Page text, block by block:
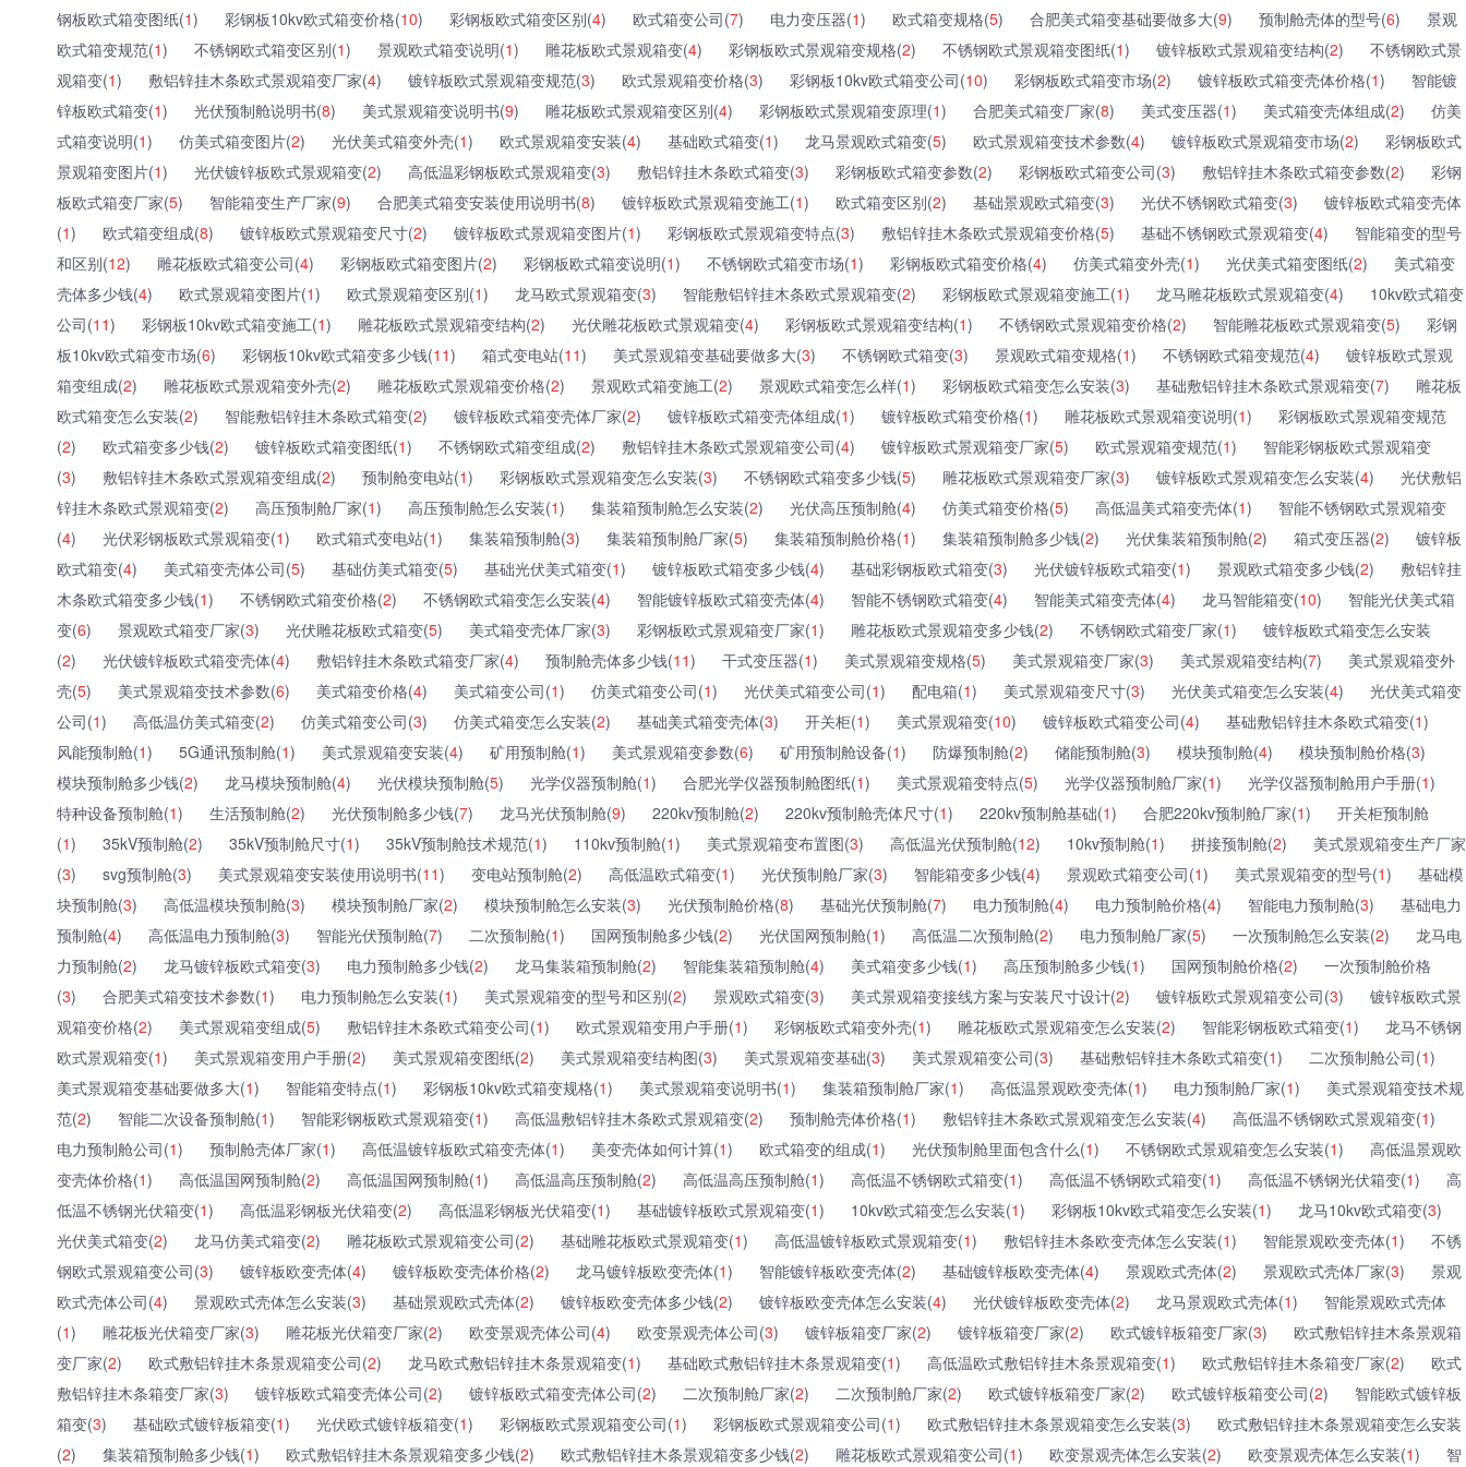
钢板欧式箱变图纸(1) 彩钢板10kv欧式箱变价格(10) 彩钢板欧式箱变区别(4) 欧式箱变公司(7) 电力变压器(1) 欧式箱变规格(5) 合肥美式箱变基础要做多大(9) 预制舱壳体的型号(6)
景观
欧式箱变规范(1) 不锈钢欧式箱变区别(1) 景观欧式箱变说明(1) 雕花板欧式景观箱变(4) 彩钢板欧式景观箱变规格(2) 不锈钢欧式景观箱变图纸(1) 镀锌板欧式景观箱变结构(2)
不锈钢欧式景
观箱变(1) 敷铝锌挂木条欧式景观箱变厂家(4) 镀锌板欧式景观箱变规范(3) 欧式景观箱变价格(3) 彩钢板10kv欧式箱变公司(10) 彩钢板欧式箱变市场(2) 镀锌板欧式箱变壳体价格(1)
智能镀
锌板欧式箱变(1) 光伏预制舱说明书(8) 美式景观箱变说明书(9) 雕花板欧式景观箱变区别(4) 彩钢板欧式景观箱变原理(1) 合肥美式箱变厂家(8) 美式变压器(1) 美式箱变壳体组成(2)
仿美
式箱变说明(1) 仿美式箱变图片(2) 光伏美式箱变外壳(1) 欧式景观箱变安装(4) 基础欧式箱变(1) 龙马景观欧式箱变(5) 欧式景观箱变技术参数(4) 镀锌板欧式景观箱变市场(2)
彩钢板欧式
景观箱变图片(1) 光伏镀锌板欧式景观箱变(2) 高低温彩钢板欧式景观箱变(3) 敷铝锌挂木条欧式箱变(3) 彩钢板欧式箱变参数(2) 彩钢板欧式箱变公司(3) 敷铝锌挂木条欧式箱变参数(2)
彩钢
板欧式箱变厂家(5) 智能箱变生产厂家(9) 合肥美式箱变安装使用说明书(8) 镀锌板欧式景观箱变施工(1) 欧式箱变区别(2) 基础景观欧式箱变(3) 光伏不锈钢欧式箱变(3)
镀锌板欧式箱变壳体
(1) 欧式箱变组成(8) 镀锌板欧式景观箱变尺寸(2) 镀锌板欧式景观箱变图片(1) 彩钢板欧式景观箱变特点(3) 敷铝锌挂木条欧式景观箱变价格(5) 基础不锈钢欧式景观箱变(4)
智能箱变的型号
和区别(12) 雕花板欧式箱变公司(4) 彩钢板欧式箱变图片(2) 彩钢板欧式箱变说明(1) 不锈钢欧式箱变市场(1) 彩钢板欧式箱变价格(4) 仿美式箱变外壳(1) 光伏美式箱变图纸(2)
美式箱变
壳体多少钱(4) 欧式景观箱变图片(1) 欧式景观箱变区别(1) 龙马欧式景观箱变(3) 智能敷铝锌挂木条欧式景观箱变(2) 彩钢板欧式景观箱变施工(1) 龙马雕花板欧式景观箱变(4)
10kv欧式箱变
公司(11) 彩钢板10kv欧式箱变施工(1) 雕花板欧式景观箱变结构(2) 光伏雕花板欧式景观箱变(4) 彩钢板欧式景观箱变结构(1) 不锈钢欧式景观箱变价格(2) 智能雕花板欧式景观箱变(5)
彩钢
板10kv欧式箱变市场(6) 彩钢板10kv欧式箱变多少钱(11) 箱式变电站(11) 美式景观箱变基础要做多大(3) 不锈钢欧式箱变(3) 景观欧式箱变规格(1) 不锈钢欧式箱变规范(4)
镀锌板欧式景观
箱变组成(2) 雕花板欧式景观箱变外壳(2) 雕花板欧式景观箱变价格(2) 景观欧式箱变施工(2) 景观欧式箱变怎么样(1) 彩钢板欧式箱变怎么安装(3) 基础敷铝锌挂木条欧式景观箱变(7)
雕花板
欧式箱变怎么安装(2) 智能敷铝锌挂木条欧式箱变(2) 镀锌板欧式箱变壳体厂家(2) 镀锌板欧式箱变壳体组成(1) 镀锌板欧式箱变价格(1) 雕花板欧式景观箱变说明(1)
彩钢板欧式景观箱变规范
(2) 欧式箱变多少钱(2) 镀锌板欧式箱变图纸(1) 不锈钢欧式箱变组成(2) 敷铝锌挂木条欧式景观箱变公司(4) 镀锌板欧式景观箱变厂家(5) 欧式景观箱变规范(1)
智能彩钢板欧式景观箱变
(3) 敷铝锌挂木条欧式景观箱变组成(2) 预制舱变电站(1) 彩钢板欧式景观箱变怎么安装(3) 不锈钢欧式箱变多少钱(5) 雕花板欧式景观箱变厂家(3) 镀锌板欧式景观箱变怎么安装(4)
光伏敷铝
锌挂木条欧式景观箱变(2) 高压预制舱厂家(1) 高压预制舱怎么安装(1) 集装箱预制舱怎么安装(2) 光伏高压预制舱(4) 仿美式箱变价格(5) 高低温美式箱变壳体(1)
智能不锈钢欧式景观箱变
(4) 光伏彩钢板欧式景观箱变(1) 欧式箱式变电站(1) 集装箱预制舱(3) 集装箱预制舱厂家(5) 集装箱预制舱价格(1) 集装箱预制舱多少钱(2) 光伏集装箱预制舱(2) 箱式变压器(2)
镀锌板
欧式箱变(4) 美式箱变壳体公司(5) 基础仿美式箱变(5) 基础光伏美式箱变(1) 镀锌板欧式箱变多少钱(4) 基础彩钢板欧式箱变(3) 光伏镀锌板欧式箱变(1) 景观欧式箱变多少钱(2)
敷铝锌挂
木条欧式箱变多少钱(1) 不锈钢欧式箱变价格(2) 不锈钢欧式箱变怎么安装(4) 智能镀锌板欧式箱变壳体(4) 智能不锈钢欧式箱变(4) 智能美式箱变壳体(4) 龙马智能箱变(10)
智能光伏美式箱
变(6) 景观欧式箱变厂家(3) 光伏雕花板欧式箱变(5) 美式箱变壳体厂家(3) 彩钢板欧式景观箱变厂家(1) 雕花板欧式景观箱变多少钱(2) 不锈钢欧式箱变厂家(1)
镀锌板欧式箱变怎么安装
(2) 光伏镀锌板欧式箱变壳体(4) 敷铝锌挂木条欧式箱变厂家(4) 预制舱壳体多少钱(11) 干式变压器(1) 美式景观箱变规格(5) 美式景观箱变厂家(3) 美式景观箱变结构(7)
美式景观箱变外
壳(5) 美式景观箱变技术参数(6) 美式箱变价格(4) 美式箱变公司(1) 仿美式箱变公司(1) 光伏美式箱变公司(1) 配电箱(1) 美式景观箱变尺寸(3) 光伏美式箱变怎么安装(4)
光伏美式箱变
公司(1) 高低温仿美式箱变(2) 仿美式箱变公司(3) 仿美式箱变怎么安装(2) 基础美式箱变壳体(3) 开关柜(1) 美式景观箱变(10) 镀锌板欧式箱变公司(4) 基础敷铝锌挂木条欧式箱变(1)
风能预制舱(1) 5G通讯预制舱(1) 美式景观箱变安装(4) 矿用预制舱(1) 美式景观箱变参数(6) 矿用预制舱设备(1) 防爆预制舱(2) 储能预制舱(3) 模块预制舱(4) 模块预制舱价格(3)
模块预制舱多少钱(2) 龙马模块预制舱(4) 光伏模块预制舱(5) 光学仪器预制舱(1) 合肥光学仪器预制舱图纸(1) 美式景观箱变特点(5) 光学仪器预制舱厂家(1) 光学仪器预制舱用户手册(1)
特种设备预制舱(1) 生活预制舱(2) 光伏预制舱多少钱(7) 龙马光伏预制舱(9) 220kv预制舱(2) 220kv预制舱壳体尺寸(1) 220kv预制舱基础(1) 合肥220kv预制舱厂家(1)
开关柜预制舱
(1) 35kV预制舱(2) 35kV预制舱尺寸(1) 35kV预制舱技术规范(1) 110kv预制舱(1) 美式景观箱变布置图(3) 高低温光伏预制舱(12) 10kv预制舱(1) 拼接预制舱(2)
美式景观箱变生产厂家
(3) svg预制舱(3) 美式景观箱变安装使用说明书(11) 变电站预制舱(2) 高低温欧式箱变(1) 光伏预制舱厂家(3) 智能箱变多少钱(4) 景观欧式箱变公司(1) 美式景观箱变的型号(1)
基础模
块预制舱(3) 高低温模块预制舱(3) 模块预制舱厂家(2) 模块预制舱怎么安装(3) 光伏预制舱价格(8) 基础光伏预制舱(7) 电力预制舱(4) 电力预制舱价格(4) 智能电力预制舱(3)
基础电力
预制舱(4) 高低温电力预制舱(3) 智能光伏预制舱(7) 二次预制舱(1) 国网预制舱多少钱(2) 光伏国网预制舱(1) 高低温二次预制舱(2) 电力预制舱厂家(5) 一次预制舱怎么安装(2)
龙马电
力预制舱(2) 龙马镀锌板欧式箱变(3) 电力预制舱多少钱(2) 龙马集装箱预制舱(2) 智能集装箱预制舱(4) 美式箱变多少钱(1) 高压预制舱多少钱(1) 国网预制舱价格(2)
一次预制舱价格
(3) 合肥美式箱变技术参数(1) 电力预制舱怎么安装(1) 美式景观箱变的型号和区别(2) 景观欧式箱变(3) 美式景观箱变接线方案与安装尺寸设计(2) 镀锌板欧式景观箱变公司(3)
镀锌板欧式景
观箱变价格(2) 美式景观箱变组成(5) 敷铝锌挂木条欧式箱变公司(1) 欧式景观箱变用户手册(1) 彩钢板欧式箱变外壳(1) 雕花板欧式景观箱变怎么安装(2) 智能彩钢板欧式箱变(1)
龙马不锈钢
欧式景观箱变(1) 美式景观箱变用户手册(2) 美式景观箱变图纸(2) 美式景观箱变结构图(3) 美式景观箱变基础(3) 美式景观箱变公司(3) 基础敷铝锌挂木条欧式箱变(1) 二次预制舱公司(1)
美式景观箱变基础要做多大(1) 智能箱变特点(1) 彩钢板10kv欧式箱变规格(1) 美式景观箱变说明书(1) 集装箱预制舱厂家(1) 高低温景观欧变壳体(1) 电力预制舱厂家(1)
美式景观箱变技术规
范(2) 智能二次设备预制舱(1) 智能彩钢板欧式景观箱变(1) 高低温敷铝锌挂木条欧式景观箱变(2) 预制舱壳体价格(1) 敷铝锌挂木条欧式景观箱变怎么安装(4) 高低温不锈钢欧式景观箱变(1)
电力预制舱公司(1) 预制舱壳体厂家(1) 高低温镀锌板欧式箱变壳体(1) 美变壳体如何计算(1) 欧式箱变的组成(1) 光伏预制舱里面包含什么(1) 不锈钢欧式景观箱变怎么安装(1)
高低温景观欧
变壳体价格(1) 高低温国网预制舱(2) 高低温国网预制舱(1) 高低温高压预制舱(2) 高低温高压预制舱(1) 高低温不锈钢欧式箱变(1) 高低温不锈钢欧式箱变(1) 高低温不锈钢光伏箱变(1)
高
低温不锈钢光伏箱变(1) 高低温彩钢板光伏箱变(2) 高低温彩钢板光伏箱变(1) 基础镀锌板欧式景观箱变(1) 10kv欧式箱变怎么安装(1) 彩钢板10kv欧式箱变怎么安装(1) 龙马10kv欧式箱变(3)
光伏美式箱变(2) 龙马仿美式箱变(2) 雕花板欧式景观箱变公司(2) 基础雕花板欧式景观箱变(1) 高低温镀锌板欧式景观箱变(1) 敷铝锌挂木条欧变壳体怎么安装(1) 智能景观欧变壳体(1)
不锈
钢欧式景观箱变公司(3) 镀锌板欧变壳体(4) 镀锌板欧变壳体价格(2) 龙马镀锌板欧变壳体(1) 智能镀锌板欧变壳体(2) 基础镀锌板欧变壳体(4) 景观欧式壳体(2) 景观欧式壳体厂家(3)
景观
欧式壳体公司(4) 景观欧式壳体怎么安装(3) 基础景观欧式壳体(2) 镀锌板欧变壳体多少钱(2) 镀锌板欧变壳体怎么安装(4) 光伏镀锌板欧变壳体(2) 龙马景观欧式壳体(1)
智能景观欧式壳体
(1) 雕花板光伏箱变厂家(3) 雕花板光伏箱变厂家(2) 欧变景观壳体公司(4) 欧变景观壳体公司(3) 镀锌板箱变厂家(2) 镀锌板箱变厂家(2) 欧式镀锌板箱变厂家(3)
欧式敷铝锌挂木条景观箱
变厂家(2) 欧式敷铝锌挂木条景观箱变公司(2) 龙马欧式敷铝锌挂木条景观箱变(1) 基础欧式敷铝锌挂木条景观箱变(1) 高低温欧式敷铝锌挂木条景观箱变(1) 欧式敷铝锌挂木条箱变厂家(2)
欧式
敷铝锌挂木条箱变厂家(3) 镀锌板欧式箱变壳体公司(2) 镀锌板欧式箱变壳体公司(2) 二次预制舱厂家(2) 二次预制舱厂家(2) 欧式镀锌板箱变厂家(2) 欧式镀锌板箱变公司(2)
智能欧式镀锌板
箱变(3) 基础欧式镀锌板箱变(1) 光伏欧式镀锌板箱变(1) 彩钢板欧式景观箱变公司(1) 彩钢板欧式景观箱变公司(1) 欧式敷铝锌挂木条景观箱变怎么安装(3)
欧式敷铝锌挂木条景观箱变怎么安装
(2) 集装箱预制舱多少钱(1) 欧式敷铝锌挂木条景观箱变多少钱(2) 欧式敷铝锌挂木条景观箱变多少钱(2) 雕花板欧式景观箱变公司(1) 欧变景观壳体怎么安装(2) 欧变景观壳体怎么安装(1) 智